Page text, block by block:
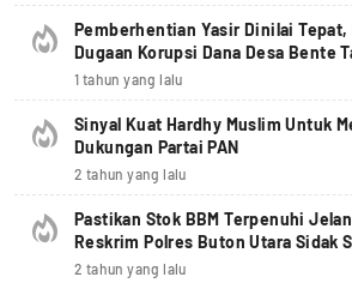
Pemberhentian Yasir Dinilai Tepat,
Dugaan Korupsi Dana Desa Bente
1 tahun yang lalu
Sinyal Kuat Hardhy Muslim Untuk
Dukungan Partai PAN
2 tahun yang lalu
Pastikan Stok BBM Terpenuhi
Reskrim Polres Buton Utara Sidak
2 tahun yang lalu